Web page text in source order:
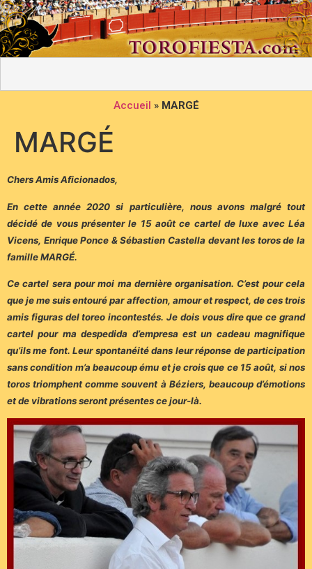
Accueil » MARGÉ
MARGÉ
Chers Amis Aficionados,
En cette année 2020 si particulière, nous avons malgré tout
décidé de vous présenter le 15 août ce cartel de luxe avec Léa
Vicens, Enrique Ponce & Sébastien Castella devant les toros de la
famille MARGÉ.
Ce cartel sera pour moi ma dernière organisation. C’est pour cela
que je me suis entouré par affection, amour et respect, de ces trois
amis figuras del toreo incontestés. Je dois vous dire que ce grand
cartel pour ma despedida d’empresa est un cadeau magnifique
qu’ils me font. Leur spontanéité dans leur réponse de participation
sans condition m’a beaucoup ému et je crois que ce 15 août, si nos
toros triomphent comme souvent à Béziers, beaucoup d’émotions
et de vibrations seront présentes ce jour-là.